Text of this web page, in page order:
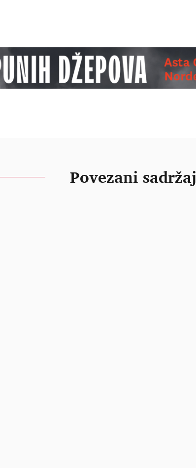
Povezani sadržaj